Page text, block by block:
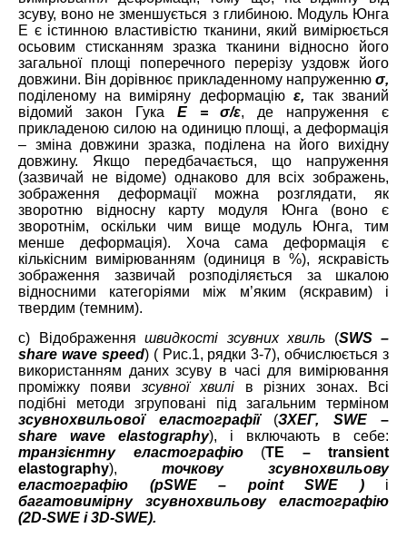
зсуву, воно не зменшується з глибиною. Модуль Юнга
Е є істинною властивістю тканини, який вимірюється
осьовим стисканням зразка тканини відносно його
загальної площі поперечного перерізу уздовж його
довжини. Він дорівнює прикладенному напруженню σ,
поділеному на виміряну деформацію ε, так званий
відомий закон Гука Е =σ/ε, де напруження є
прикладеною силою на одиницю площі, а деформація
– зміна довжини зразка, поділена на його вихідну
довжину. Якщо передбачається, що напруження
(зазвичай не відоме) однаково для всіх зображень,
зображення деформації можна розглядати, як
зворотню відносну карту модуля Юнга (воно є
зворотнім, оскільки чим вище модуль Юнга, тим
менше деформація). Хоча сама деформація є
кількісним вимірюванням (одиниця в %), яскравість
зображення зазвичай розподіляється за шкалою
відносними категоріями між м’яким (яскравим) і
твердим (темним).
с) Відображення швидкості зсувних хвиль (SWS–
share wave speed) ( Рис.1, рядки 3-7), обчислюється з
використанням даних зсуву в часі для вимірювання
проміжку появи зсувної хвилі в різних зонах. Всі
подібні методи згруповані під загальним терміном
зсувнохвильової еластографії(ЗХЕГ, SWE
–
share
wave elastography), і включають в себе:
транзієнтну еластографію(TE – transient
elastography), точкову зсувнохвильову
еластографію (рSWE – pointSWE )і
багатовимірну зсувнохвильову еластографію
(2D-SWE і 3D-SWE).